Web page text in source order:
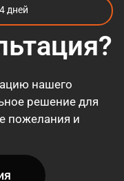
дней
нашего
решение для
пожелания и